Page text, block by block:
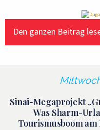
Den ganzen Beitrag
Sinai-Megaprojekt
Was Sharm-
Tourismusboom